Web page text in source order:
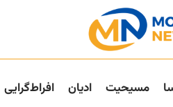
مسیحیت ادیان افراط‌گرایی